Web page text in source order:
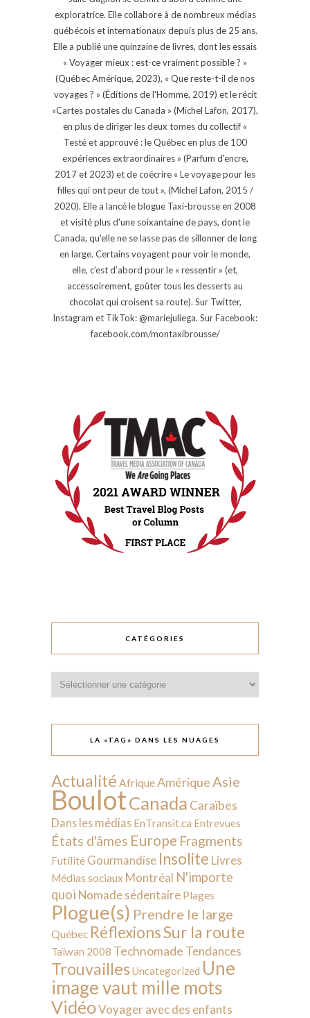
exploratrice. Elle collabore à de nombreux médias
québécois et internationaux depuis plus de 25 ans.
Elle a publié une quinzaine de livres, dont les essais
« Voyager mieux : est-ce vraiment possible ? »
(Québec Amérique, 2023), « Que reste-t-il de nos
voyages ? » (Éditions de l'Homme, 2019) et le récit
«Cartes postales du Canada » (Michel Lafon, 2017),
en plus de diriger les deux tomes du collectif «
Testé et approuvé : le Québec en plus de 100
expériences extraordinaires » (Parfum d'encre,
2017 et 2023) et de coécrire « Le voyage pour les
filles qui ont peur de tout », (Michel Lafon, 2015 /
2020). Elle a lancé le blogue Taxi-brousse en 2008
et visité plus d'une soixantaine de pays, dont le
Canada, qu'elle ne se lasse pas de sillonner de long
en large. Certains voyagent pour voir le monde,
elle, c’est d’abord pour le « ressentir » (et,
accessoirement, goûter tous les desserts au
chocolat qui croisent sa route). Sur Twitter,
Instagram et TikTok: @mariejuliega. Sur Facebook:
facebook.com/montaxibrousse/
CATÉGORIES
LA «TAG» DANS LES NUAGES
Actualité AfriqueAmérique Asie
BoulotCanada Caraïbes
Dans les médias EnTransit.ca Entrevues
États d'âmes Europe Fragments
Futilité Gourmandise Insolite Livres
Médias sociaux Montréal N'importe
quoi Nomade sédentaire Plages
Plogue(s) Prendre le large
Québec RéflexionsSur la route
Taïwan 2008 Technomade Tendances
Trouvailles Uncategorized Une
image vaut mille mots
VidéoVoyager avec des enfants